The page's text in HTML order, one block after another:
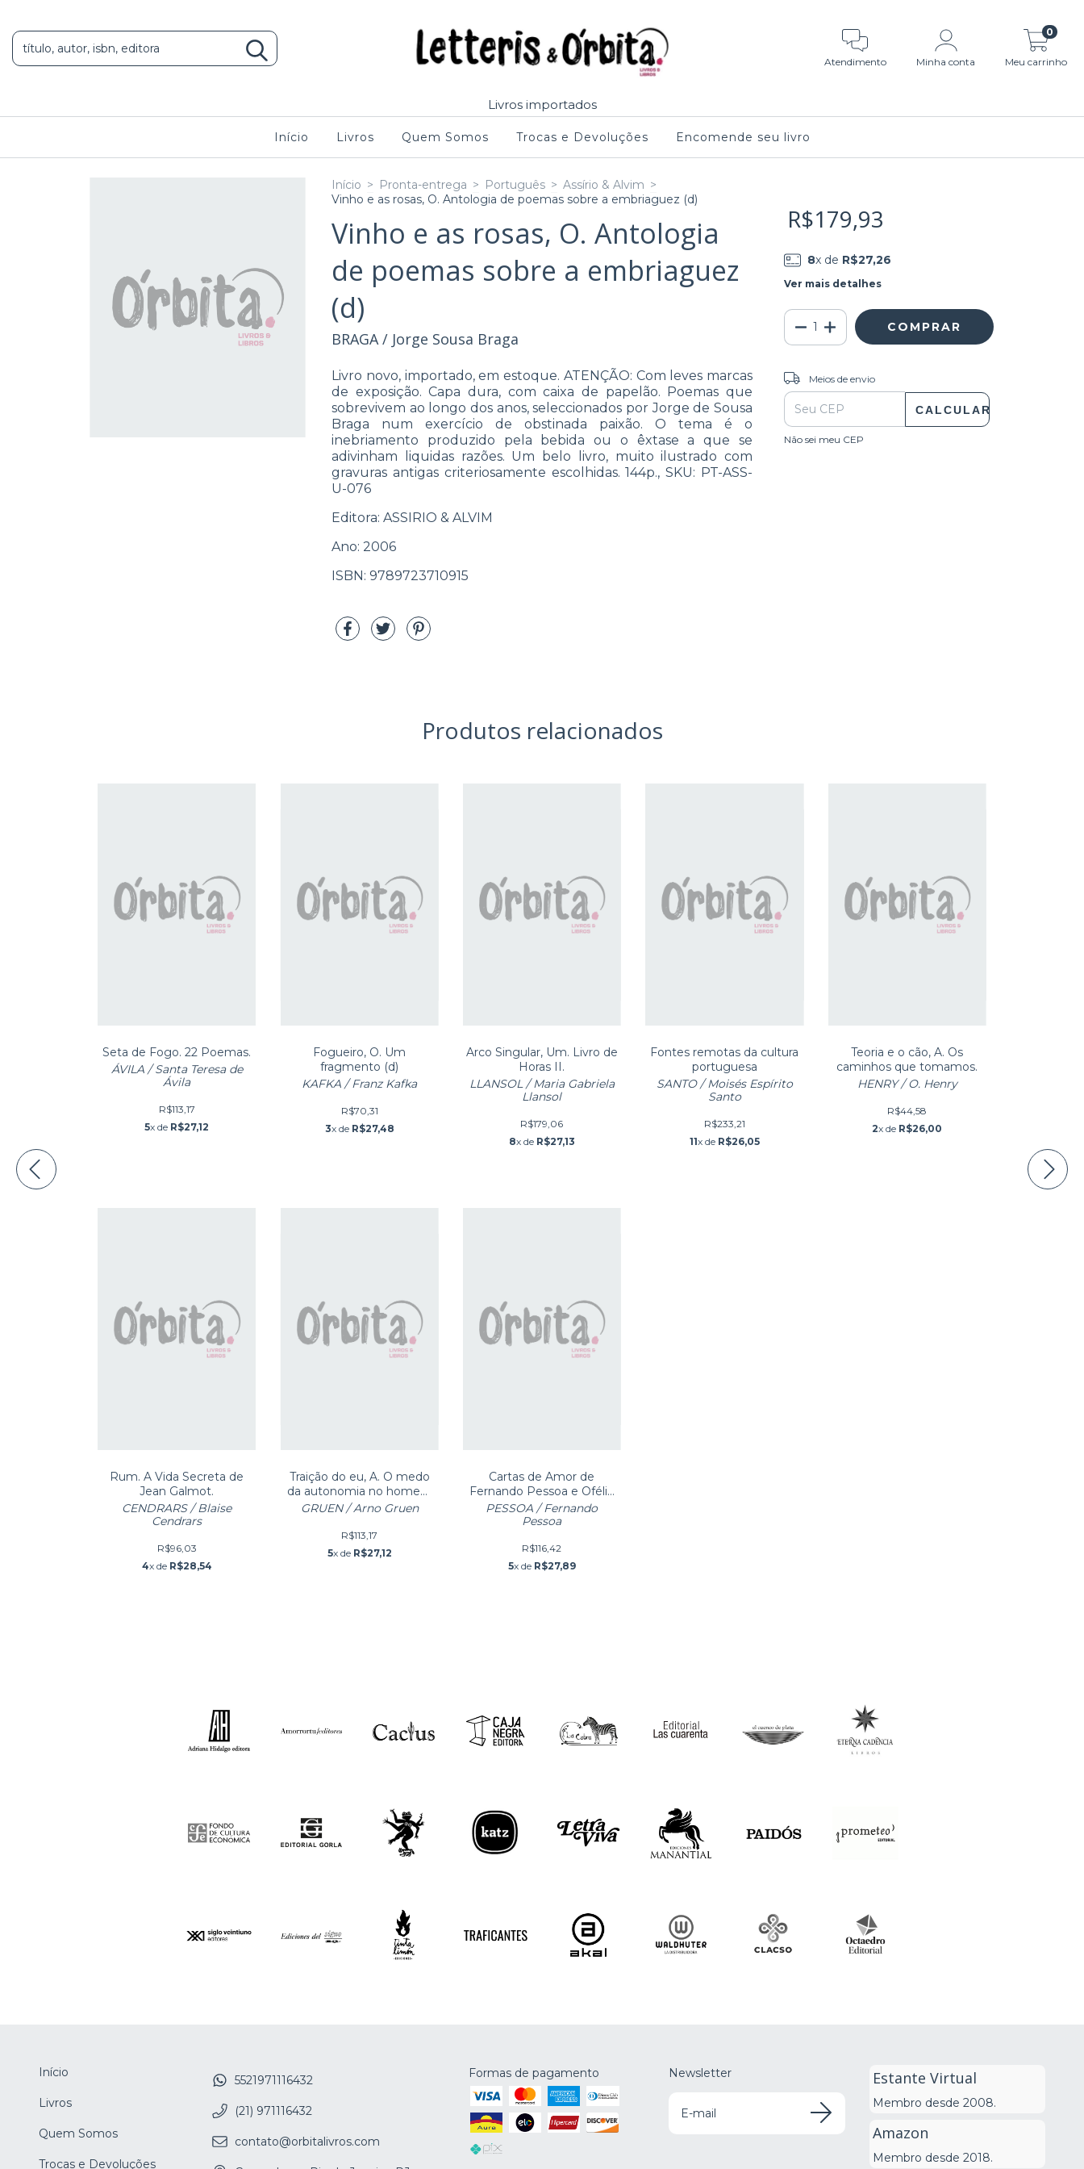
Atendimento Minha conta Meu carrinho
0
Livros importados
Início Livros Quem Somos Trocas e Devoluções Encomende seu livro
Início > Pronta-entrega > Português > Assírio & Alvim >
Vinho e as rosas, O. Antologia de poemas sobre a embriaguez (d)
Vinho e as rosas, O. Antologia
de poemas sobre a embriaguez
(d)
BRAGA / Jorge Sousa Braga
Livro novo, importado, em estoque. ATENÇÃO: Com leves marcas
de exposição. Capa dura, com caixa de papelão. Poemas que
sobrevivem ao longo dos anos, seleccionados por Jorge de Sousa
Braga num exercício de obstinada paixão. O tema é o
inebriamento produzido pela bebida ou o êxtase a que se
adivinham liquidas razões. Um belo livro, muito ilustrado com
gravuras antigas criteriosamente escolhidas. 144p., SKU: PT-ASS-
U-076
Editora: ASSIRIO & ALVIM
Ano: 2006
ISBN: 9789723710915
R$179,93
8x de R$27,26
Ver mais detalhes
Entregas para o CEP:
Meios de envio
CALCULAR
Não sei meu CEP
Produtos relacionados
Seta de Fogo. 22 Poemas.
ÁVILA / Santa Teresa de
Ávila
R$113,17
5x de R$27,12
Fogueiro, O. Um
fragmento (d)
KAFKA / Franz Kafka
R$70,31
3x de R$27,48
Arco Singular, Um. Livro de
Horas II.
LLANSOL / Maria Gabriela
Llansol
R$179,06
8x de R$27,13
Fontes remotas da cultura
portuguesa
SANTO / Moisés Espírito
Santo
R$233,21
11x de R$26,05
Teoria e o cão, A. Os
caminhos que tomamos.
HENRY / O. Henry
R$44,58
2x de R$26,00
Rum. A Vida Secreta de
Jean Galmot.
CENDRARS / Blaise
Cendrars
R$96,03
4x de R$28,54
Traição do eu, A. O medo
da autonomia no homem
e na mulher (d)
GRUEN / Arno Gruen
R$113,17
5x de R$27,12
Cartas de Amor de
Fernando Pessoa e Ofélia
Queiroz
PESSOA / Fernando
Pessoa
R$116,42
5x de R$27,89
Início
Livros
Quem Somos
Trocas e Devoluções
5521971116432
(21) 971116432
contato@orbitalivros.com
Formas de pagamento Newsletter Estante Virtual
Membro desde 2008.
Amazon
Membro desde 2018.